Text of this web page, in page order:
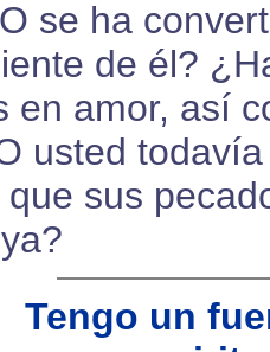
se ha
de él?
en amor, así
usted
que sus
Tengo un